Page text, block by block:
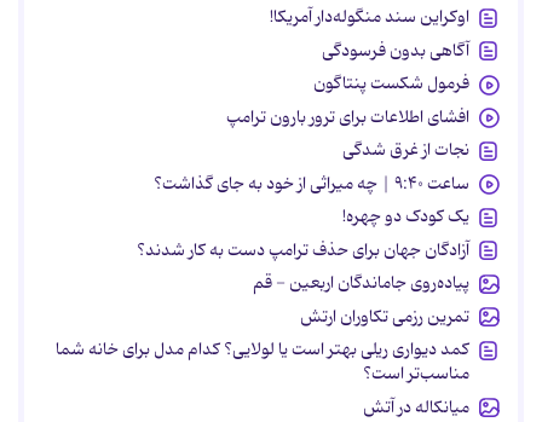
اوکراین سند منگوله‌دار آمریکا!
آگاهی بدون فرسودگی
فرمول شکست پنتاگون
افشای اطلاعات برای ترور بارون ترامپ
نجات از غرق شدگی
ساعت ۹:۴۰ | چه میراثی از خود به جای گذاشت؟
یک کودک دو چهره!
آزادگان جهان برای حذف ترامپ دست به کار شدند؟
پیاده‌روی جاماندگان اربعین - قم
تمرین رزمی تکاوران ارتش
کمد دیواری ریلی بهتر است یا لولایی؟ کدام مدل برای خانه شما
مناسب‌تر است؟
میانکاله در آتش